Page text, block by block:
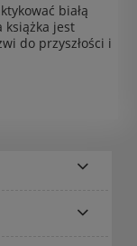
białą
książka jest
do przyszłości i